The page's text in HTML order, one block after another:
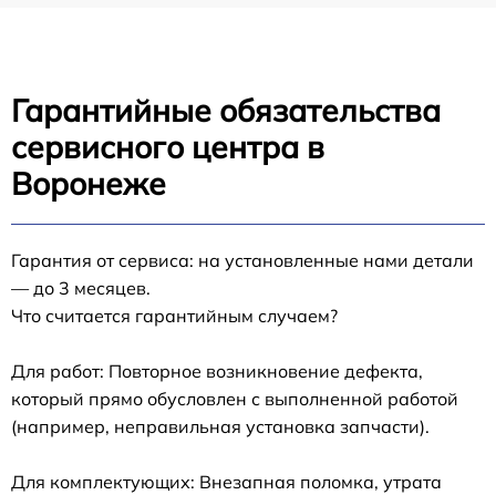
Гарантийные обязательства
сервисного центра в
Воронеже
Гарантия от сервиса: на установленные нами детали
— до 3 месяцев.
Что считается гарантийным случаем?
Для работ: Повторное возникновение дефекта,
который прямо обусловлен с выполненной работой
(например, неправильная установка запчасти).
Для комплектующих: Внезапная поломка, утрата